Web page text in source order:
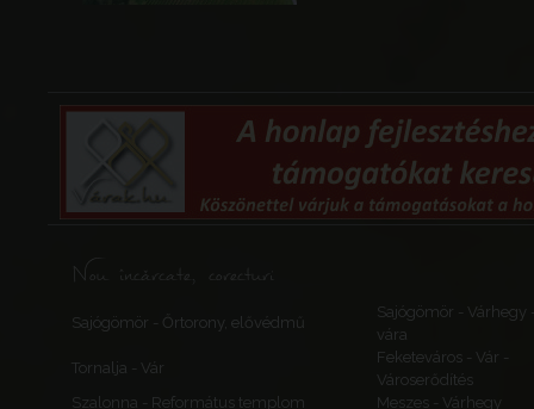
Nou încărcate, corecturi
Sajógömör - Őrtorony, elővédmű
Sajógömör - Várhegy
vára
Tornalja - Vár
Feketeváros - Vár -
Városerődítés
Szalonna - Református templom
Meszes - Várhegy